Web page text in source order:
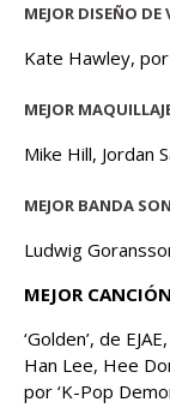
MEJOR DISEÑO DE
Kate Hawley, por
MEJOR
Mike Hill, Jordan
MEJOR BANDA
Ludwig
MEJOR CANCIÓN
‘Golden’, de
Han Lee, Hee
por ‘K-Pop